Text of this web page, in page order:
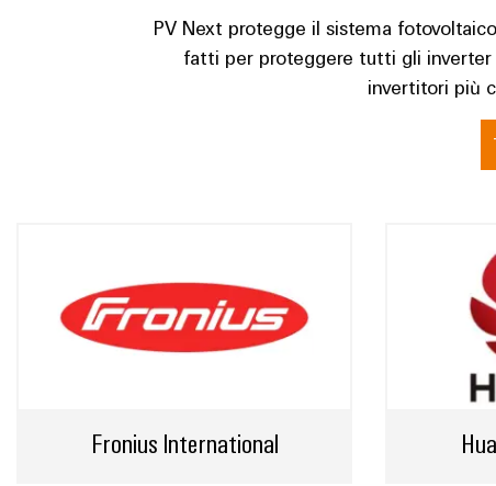
PV Next protegge il sistema
fatti per proteggere tutti gli inverter
invertitori più
Fronius International